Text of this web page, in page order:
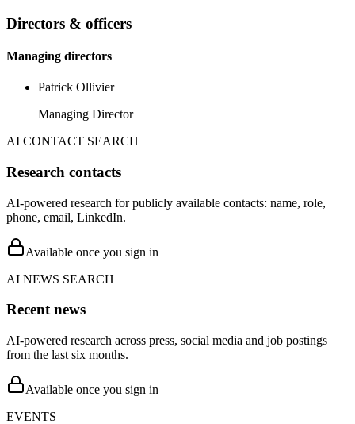
Directors & officers
Managing directors
Patrick Ollivier
Managing Director
AI CONTACT SEARCH
Research contacts
AI-powered research for publicly available contacts: name, role,
phone, email, LinkedIn.
Available once you sign in
AI NEWS SEARCH
Recent news
AI-powered research across press, social media and job postings
from the last six months.
Available once you sign in
EVENTS